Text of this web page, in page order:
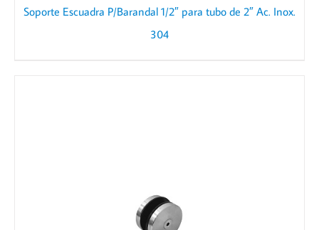
Soporte Escuadra P/Barandal 1/2″ para tubo de 2″ Ac. Inox.
304